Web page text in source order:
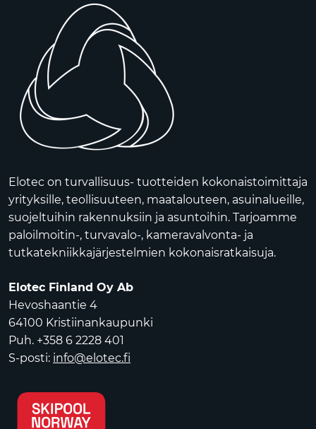
Elotec on turvallisuus- tuotteiden kokonaistoimittaja
yrityksille, teollisuuteen, maatalouteen, asuinalueille,
suojeltuihin rakennuksiin ja asuntoihin. Tarjoamme
paloilmoitin-, turvavalo-, kameravalvonta- ja
tutkatekniikkajärjestelmien kokonaisratkaisuja.
Elotec Finland Oy Ab
Hevoshaantie 4
64100 Kristiinankaupunki
Puh. +358 6 2228 401
S-posti: info@elotec.fi